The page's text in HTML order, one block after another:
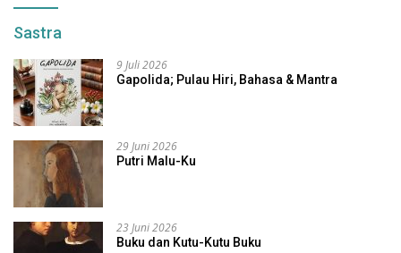
Sastra
9 Juli 2026
Gapolida; Pulau Hiri, Bahasa & Mantra
29 Juni 2026
Putri Malu-Ku
23 Juni 2026
Buku dan Kutu-Kutu Buku